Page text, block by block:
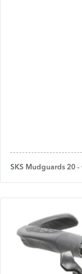
SKS Mudguards 20 -